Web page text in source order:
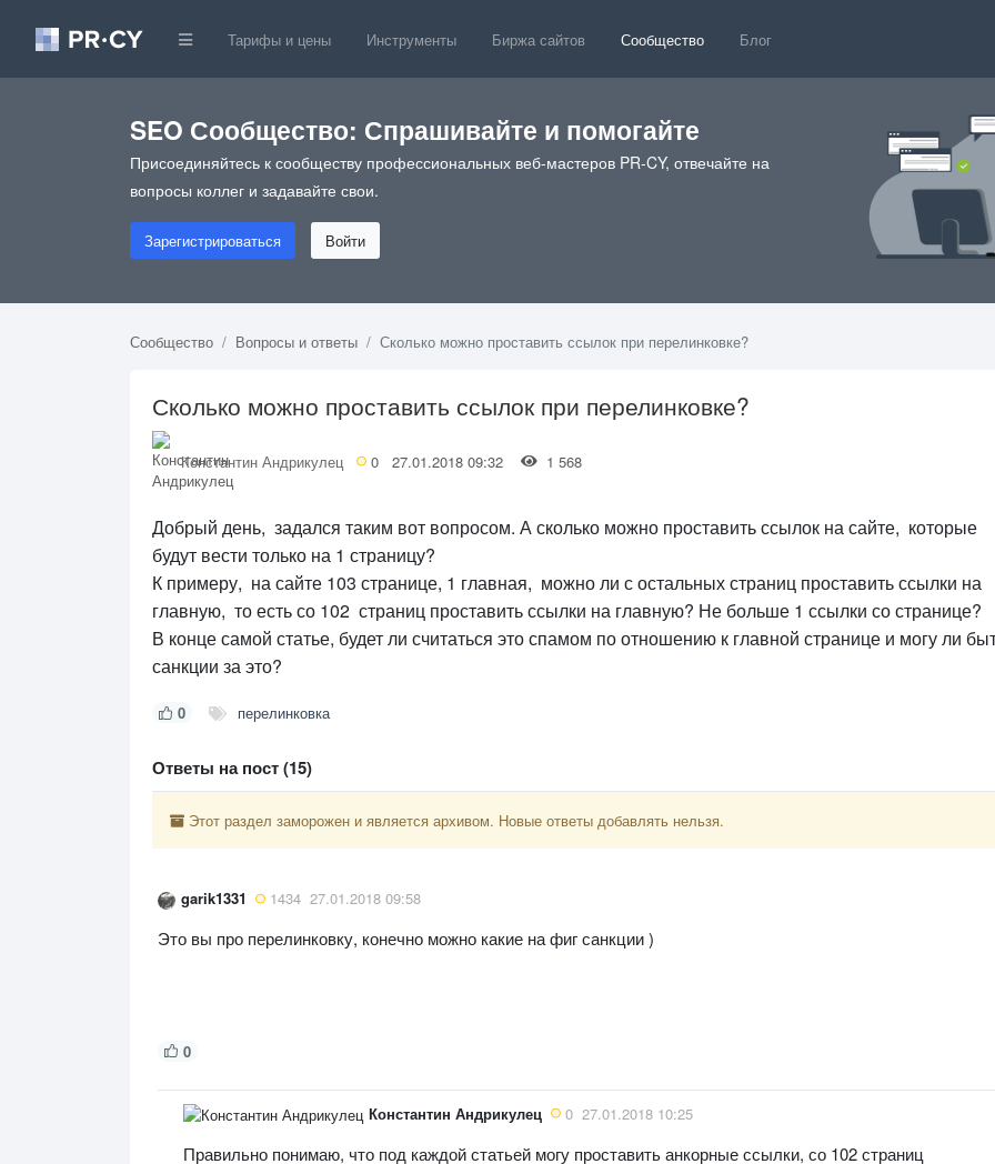
Тарифы и цены Инструменты Биржа сайтов Сообщество Блог
SEO Сообщество: Спрашивайте и помогайте
Присоединяйтесь к сообществу профессиональных веб-мастеров PR-CY, отвечайте на
вопросы коллег и задавайте свои.
Зарегистрироваться Войти
Сообщество Вопросы и ответы Сколько можно проставить ссылок при перелинковке?
Сколько можно проставить ссылок при перелинковке?
Константин Андрикулец 0 27.01.2018 09:32 1 568
Добрый день, задался таким вот вопросом. А сколько можно проставить ссылок на сайте, которые
будут вести только на 1 страницу?
К примеру, на сайте 103 странице, 1 главная, можно ли с остальных страниц проставить ссылки на
главную, то есть со 102 страниц проставить ссылки на главную? Не больше 1 ссылки со странице?
В конце самой статье, будет ли считаться это спамом по отношению к главной странице и могу ли
санкции за это?
0 перелинковка
Ответы на пост (15)
Этот раздел заморожен и является архивом. Новые ответы добавлять нельзя.
garik1331 1434 27.01.2018 09:58
Это вы про перелинковку, конечно можно какие на фиг санкции )
0
Константин Андрикулец 0 27.01.2018 10:25
Правильно понимаю, что под каждой статьей могу проставить анкорные ссылки, со 102 страниц